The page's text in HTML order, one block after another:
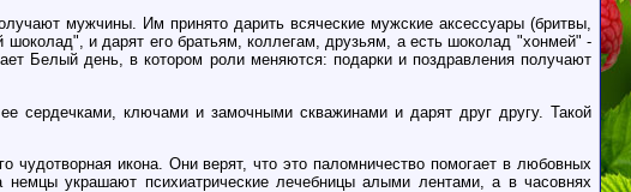
мужчины. Им принято дарить всяческие мужские аксессуары (бритвы,
и дарят его братьям, коллегам, друзьям, а есть шоколад "хонмей" -
Белый день, в котором роли меняются: подарки и поздравления получают
сердечками, ключами и замочными скважинами и дарят друг другу. Такой
икона. Они верят, что это паломничество помогает в любовных
украшают психиатрические лечебницы алыми лентами, а в часовнях